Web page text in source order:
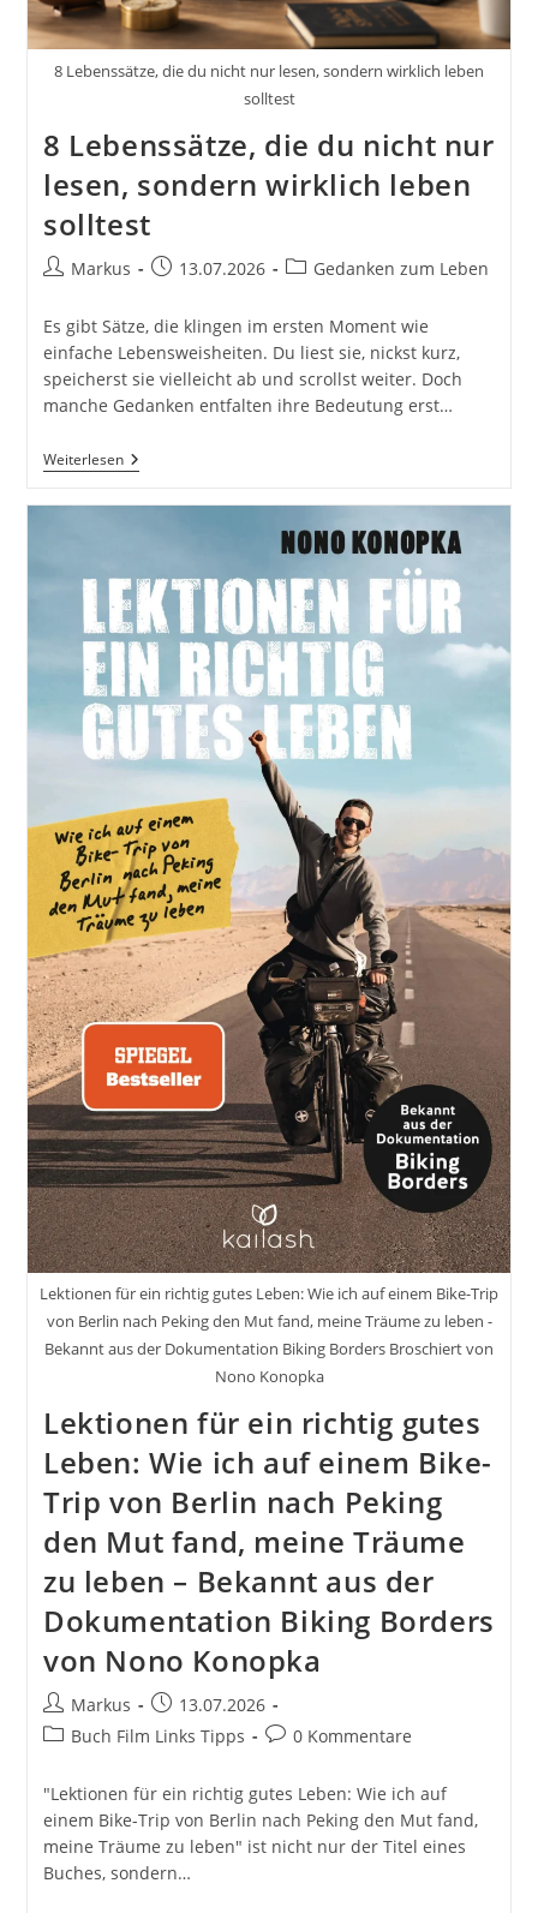
8 Lebenssätze, die du nicht nur lesen, sondern wirklich leben
solltest
8 Lebenssätze, die du nicht nur
lesen, sondern wirklich leben
solltest
Beitrags-
Markus
Beitrag13.07.2026
Beitrags-
Gedanken zum Leben
Es gibt Sätze, die klingen im ersten Moment wie
einfache Lebensweisheiten. Du liest sie, nickst kurz,
speicherst sie vielleicht ab und scrollst weiter. Doch
manche Gedanken entfalten ihre Bedeutung erst…
Weiterlesen8
Lebenssätze,
Lesen,
Sondern
Wirklich
Leben
Solltest
Lektionen für ein richtig gutes Leben: Wie ich auf einem Bike-Trip
von Berlin nach Peking den Mut fand, meine Träume zu leben -
Bekannt aus der Dokumentation Biking Borders Broschiert von
Nono Konopka
Lektionen für ein richtig gutes
Leben: Wie ich auf einem Bike-
Trip von Berlin nach Peking
den Mut fand, meine Träume
zu leben – Bekannt aus der
Dokumentation Biking Borders
von Nono Konopka
Beitrags-
Autor:
Markus
Beitrag
veröffentlicht:
13.07.2026
Beitrags-
Buch Film Links Tipps
Beitrags-
0 Kommentare
"Lektionen für ein richtig gutes Leben: Wie ich auf
einem Bike-Trip von Berlin nach Peking den Mut fand,
meine Träume zu leben" ist nicht nur der Titel eines
Buches, sondern…